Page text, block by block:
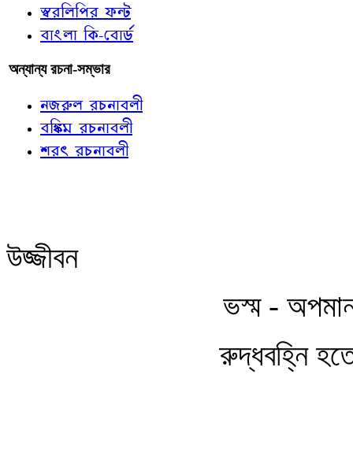
স্বরলিপির ফন্ট
বাংলা কি-বোর্ড
অন্যান্য রচনা-সম্ভার
নজরুল রচনাবলী
বঙ্কিম রচনাবলী
শরৎ রচনাবলী
উজ্জীবন
ভস্ম -
রুদ্ধবহ্নি